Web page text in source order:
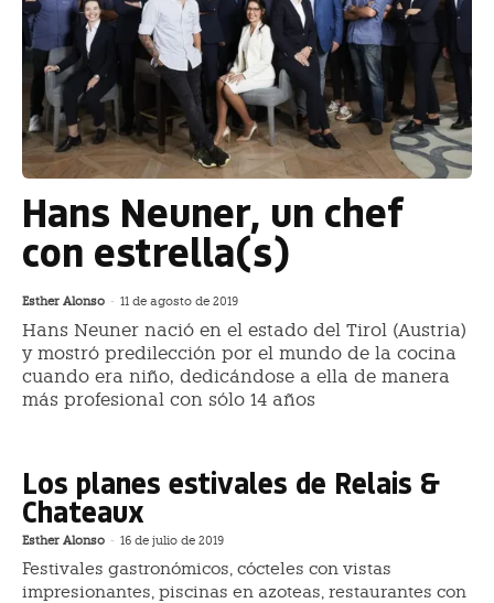
Hans Neuner, un chef
con estrella(s)
Esther Alonso - 11 de agosto de 2019
Hans Neuner nació en el estado del Tirol (Austria)
y mostró predilección por el mundo de la cocina
cuando era niño, dedicándose a ella de manera
más profesional con sólo 14 años
Los planes estivales de Relais &
Chateaux
Esther Alonso - 16 de julio de 2019
Festivales gastronómicos, cócteles con vistas
impresionantes, piscinas en azoteas, restaurantes con